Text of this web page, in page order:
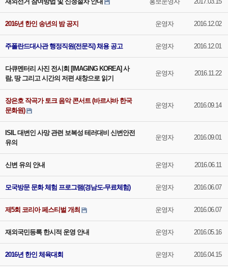
2016년 한인 송년의 밤 공지 운영자 2016.12.02
주폴란드대사관 행정직원(전문직) 채용 공고 운영자 2016.12.01
다큐멘터리 사진 전시회 [IMAGING KOREA] 사
람, 땅 그리고 시간의 저편 새창으로 읽기
운영자 2016.11.22
장은호 작곡가 토크 음악 콘서트 (바르샤바 한국
문화원)
운영자 2016.09.14
ISIL 대변인 사망 관련 보복성 테러대비 신변안전
유의
운영자 2016.09.01
신변 유의 안내 운영자 2016.06.11
모국방문 문화 체험 프로그램(경남도-무료체험) 운영자 2016.06.07
제5회 코리아 페스티벌 개최 운영자 2016.06.07
재외국민등록 한시적 운영 안내 운영자 2016.05.16
2016년 한인 체육대회 운영자 2016.04.15